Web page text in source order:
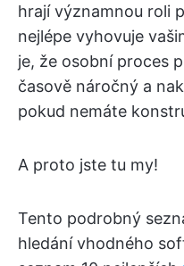
hrají významnou roli
nejlépe vyhovuje
je, že osobní proces
časově náročný a
pokud nemáte
A proto jste tu my!
Tento podrobný
hledání vhodného